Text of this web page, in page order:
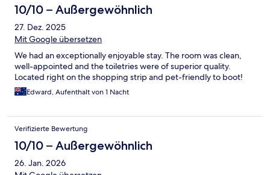
10/10 – Außergewöhnlich
27. Dez. 2025
Mit Google übersetzen
We had an exceptionally enjoyable stay. The room was clean,
well-appointed and the toiletries were of superior quality.
Located right on the shopping strip and pet-friendly to boot!
Edward, Aufenthalt von 1 Nacht
Verifizierte Bewertung
10/10 – Außergewöhnlich
26. Jan. 2026